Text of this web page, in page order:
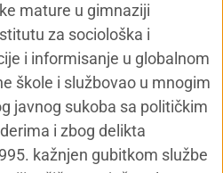
mature u gimnaziji
za sociološka i
i informisanje u globalnom
škole i službovao u mnogim
javnog sukoba sa političkim
i zbog delikta
kažnjen gubitkom službe